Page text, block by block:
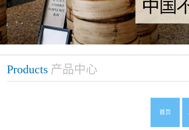
Products 产品中心
首页